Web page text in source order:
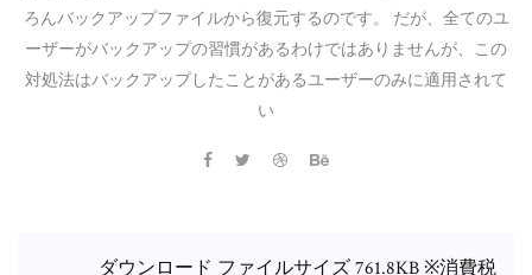
ろんバックアップファイルから復元するのです。 だが、全てのユ
ーザーがバックアップの習慣があるわけではありませんが、この
対処法はバックアップしたことがあるユーザーのみに適用されて
い
ダウンロード ファイルサイズ 761.8KB ※消費税